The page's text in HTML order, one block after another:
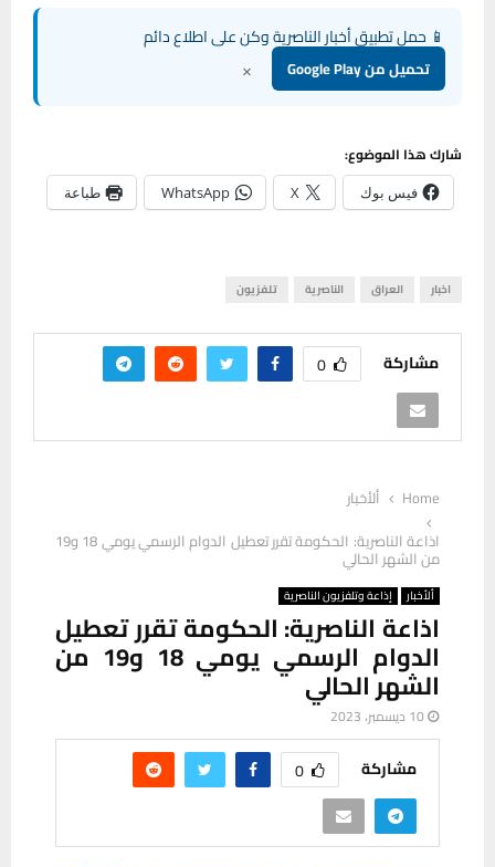
📱 حمل تطبيق أخبار الناصرية وكن على اطلاع دائم
تحميل من Google Play ×
شارك هذا الموضوع:
فيس بوك X
WhatsApp طباعة
اخبار العراق الناصرية تلفزيون
مشاركة 0
Home
ألأخبار
اذاعة الناصرية: الحكومة تقرر تعطيل الدوام الرسمي يومي 18 و19
من الشهر الحالي
ألأخبار إذاعة وتلفزيون الناصرية
اذاعة الناصرية: الحكومة تقرر تعطيل
الدوام الرسمي يومي 18 و19 من
الشهر الحالي
10 ديسمبر، 2023
مشاركة 0